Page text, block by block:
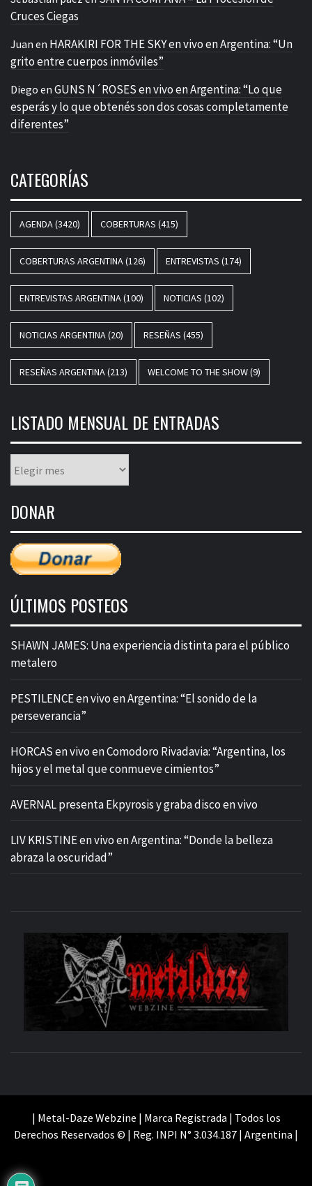
Cruces Ciegas
Juan en HARAKIRI FOR THE SKY en vivo en Argentina: “Un
grito entre cuerpos inmóviles”
Diego en GUNS N´ROSES en vivo en Argentina: “Lo que
esperás y lo que obtenés son dos cosas completamente
diferentes”
CATEGORÍAS
AGENDA(3420) COBERTURAS (415)
COBERTURAS ARGENTINA(126) ENTREVISTAS (174)
ENTREVISTAS ARGENTINA(100) NOTICIAS (102)
NOTICIAS ARGENTINA(20) RESEÑAS (455)
RESEÑAS ARGENTINA(213) WELCOME TO THE SHOW(9)
LISTADO MENSUAL DE ENTRADAS
mensual
entradas
DONAR
ÚLTIMOS POSTEOS
SHAWN JAMES: Una experiencia distinta para el público
metalero
PESTILENCE en vivo en Argentina: “El sonido de la
perseverancia”
HORCAS en vivo en Comodoro Rivadavia: “Argentina, los
hijos y el metal que conmueve cimientos”
AVERNAL presenta Ekpyrosis y graba disco en vivo
LIV KRISTINE en vivo en Argentina: “Donde la belleza
abraza la oscuridad”
| Metal-Daze Webzine | Marca Registrada | Todos los
Derechos Reservados © | Reg. INPI N° 3.034.187 | Argentina |